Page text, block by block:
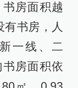
房面积越
书房，人
一线、二
房面积依